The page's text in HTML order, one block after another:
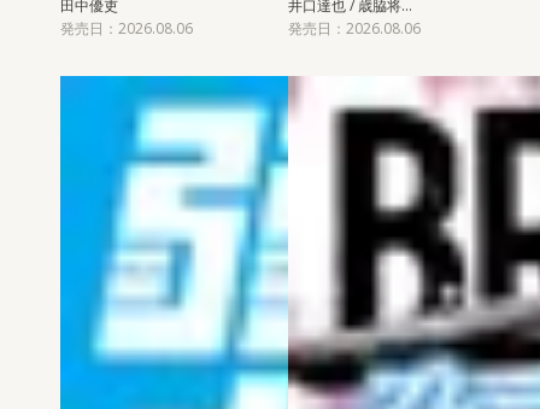
田中優吏
発売日：2026.08.06
井口達也 / 歳脇将…
発売日：2026.08.06